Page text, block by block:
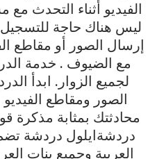
الفيديو أثناء التحدث مع
ليس هناك حاجة للتسجيل
إرسال الصور أو مقاطع
مع الضيوف . خدمة
لجميع الزوار . ابدأ
الصور ومقاطع الفيديو
محادثتك بمثابة مذكرة
دردشةايلول دردشة
العربية وجميع بنات